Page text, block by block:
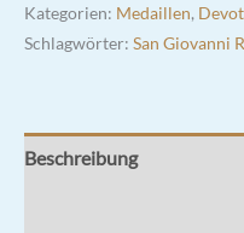
Menge
Kategorien: Medaillen,
Schlagwörter: San Giovanni
Beschreibung